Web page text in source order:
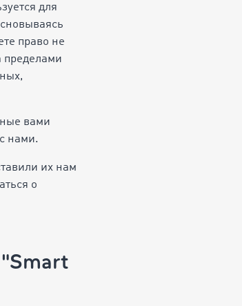
для
право не
пределами
вами
нами.
их нам
о